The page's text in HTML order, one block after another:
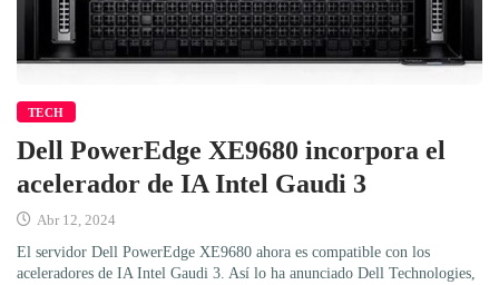
TECH
Dell PowerEdge XE9680 incorpora el
acelerador de IA Intel Gaudi 3
Abr 12, 2024
El servidor Dell PowerEdge XE9680 ahora es compatible con los
aceleradores de IA Intel Gaudi 3. Así lo ha anunciado Dell Technologies,